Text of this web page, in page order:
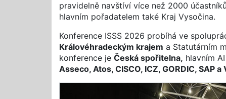
pravidelně navštíví více než 2000
hlavním pořadatelem také Kraj Vysočina.
Konference ISSS 2026 probíhá ve
Královéhradeckým krajem a Statutárním
konference je Česká spořitelna, hlavním
Asseco, Atos, CISCO, ICZ, GORDIC, SAP a